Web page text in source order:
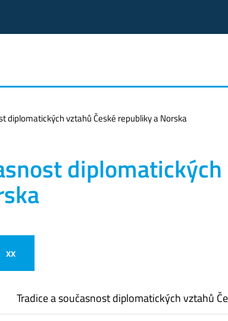
diplomatických vztahů České republiky a Norska
xx
Tradice a současnost diplomatických vztahů